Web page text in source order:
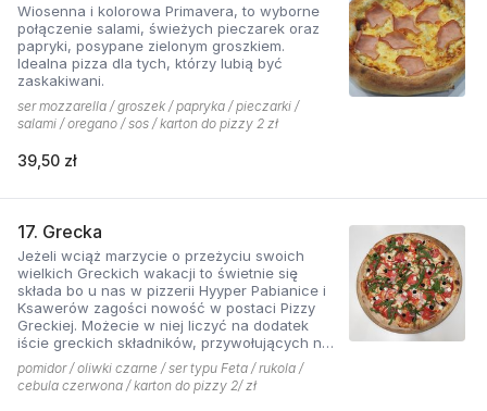
Wiosenna i kolorowa Primavera, to wyborne
połączenie salami, świeżych pieczarek oraz
papryki, posypane zielonym groszkiem.
Idealna pizza dla tych, którzy lubią być
zaskakiwani.
ser mozzarella / groszek / papryka / pieczarki /
salami / oregano / sos / karton do pizzy 2 zł
39,50 zł
17. Grecka
Jeżeli wciąż marzycie o przeżyciu swoich
wielkich Greckich wakacji to świetnie się
składa bo u nas w pizzerii Hyyper Pabianice i
Ksawerów zagości nowość w postaci Pizzy
Greckiej. Możecie w niej liczyć na dodatek
iście greckich składników, przywołujących na
myśl piaszczyste plaże i ciepły klimat - ser
typu feta, którego oryginalny smak doskonale
współgra z przypieczoną czerwoną cebulką,
pomidor / oliwki czarne / ser typu Feta / rukola /
cebula czerwona / karton do pizzy 2/ zł